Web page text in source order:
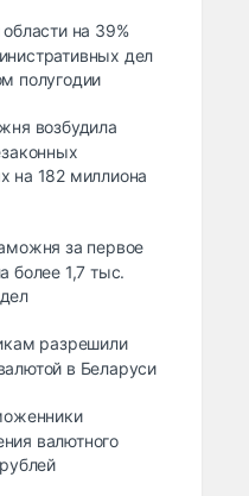
на 39%
дел
полугодии
возбудила
на 182 миллиона
за первое
более 1,7 тыс.
разрешили
в Беларуси
валютного